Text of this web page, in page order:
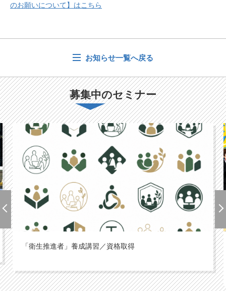
のお願いについて】はこちら
お知らせ一覧へ戻る
募集中のセミナー
「衛生推進者」養成講習／資格取得